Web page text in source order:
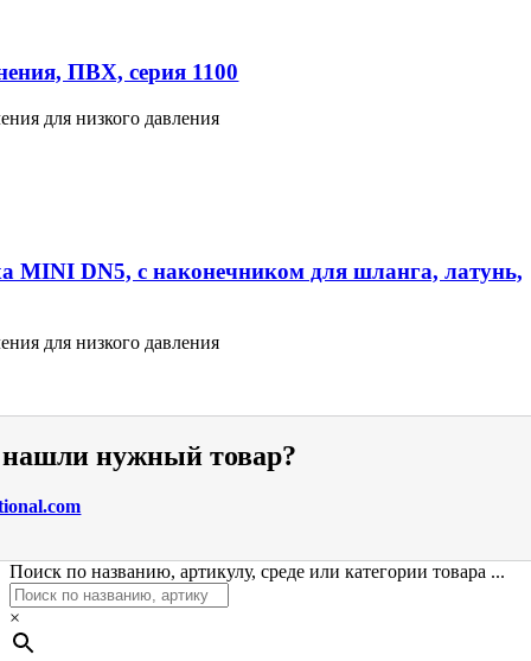
ПВХ, серия 1100
для низкого давления
MINI DN5, с наконечником для шланга, латунь,
для низкого давления
нужный товар?
Поиск по названию, артикулу, среде или категории товара ...
×